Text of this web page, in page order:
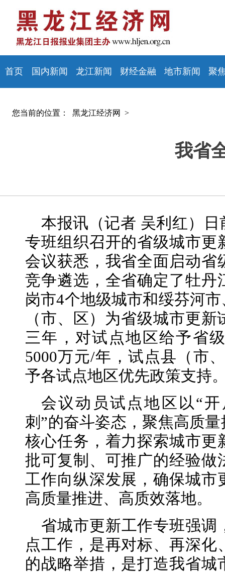
首页 国内新闻 龙江新闻 财经金融 地市新闻 聚
您当前的位置： 黑龙江经济网 >
我省
本报讯（记者 吴利红）
专班组织召开的省级城市更
会议获悉，我省全面启动
竞争遴选，全省确定了牡丹
岗市4个地级城市和绥芬河
（市、区）为省级城市更
三年，对试点地区给予省
5000万元/年，试点县（市
予各试点地区优先政策支持
会议动员试点地区以“
刺”的奋斗姿态，聚焦高质
核心任务，着力探索城市更
批可复制、可推广的经验做
工作向纵深发展，确保城市
高质量推进、高质效落地。
省城市更新工作专班强调
点工作，是再对标、再深
的战略举措，是打造我省